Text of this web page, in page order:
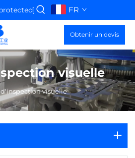
FR
Obtenir un devis
visuelle
visuelle